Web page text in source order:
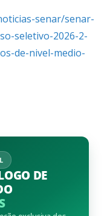
senar/senar-
seletivo-2026-2-
de-nivel-medio-
DE